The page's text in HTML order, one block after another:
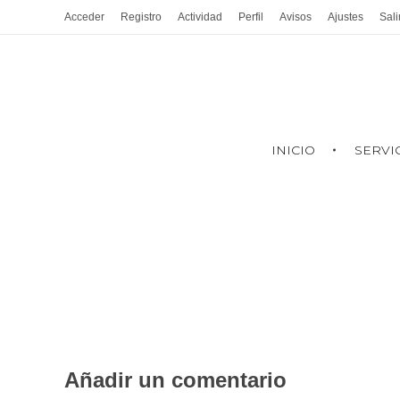
Acceder Registro Actividad Perfil Avisos Ajustes
INICIO
Añadir un comentario